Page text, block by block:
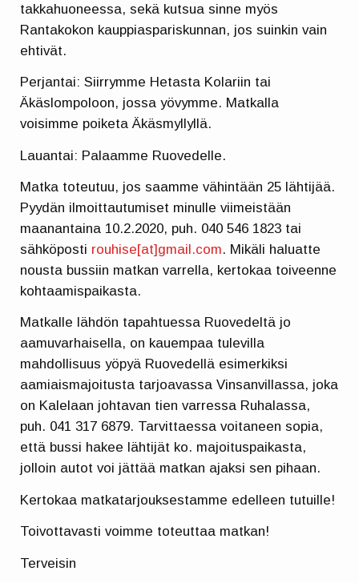
takkahuoneessa, sekä kutsua sinne myös
Rantakokon kauppiaspariskunnan, jos suinkin vain
ehtivät.
Perjantai: Siirrymme Hetasta Kolariin tai
Äkäslompoloon, jossa yövymme. Matkalla
voisimme poiketa Äkäsmyllyllä.
Lauantai: Palaamme Ruovedelle.
Matka toteutuu, jos saamme vähintään 25 lähtijää.
Pyydän ilmoittautumiset minulle viimeistään
maanantaina 10.2.2020, puh. 040 546 1823 tai
sähköposti rouhise[at]gmail.com. Mikäli haluatte
nousta bussiin matkan varrella, kertokaa toiveenne
kohtaamispaikasta.
Matkalle lähdön tapahtuessa Ruovedeltä jo
aamuvarhaisella, on kauempaa tulevilla
mahdollisuus yöpyä Ruovedellä esimerkiksi
aamiaismajoitusta tarjoavassa Vinsanvillassa, joka
on Kalelaan johtavan tien varressa Ruhalassa,
puh. 041 317 6879. Tarvittaessa voitaneen sopia,
että bussi hakee lähtijät ko. majoituspaikasta,
jolloin autot voi jättää matkan ajaksi sen pihaan.
Kertokaa matkatarjouksestamme edelleen tutuille!
Toivottavasti voimme toteuttaa matkan!
Terveisin